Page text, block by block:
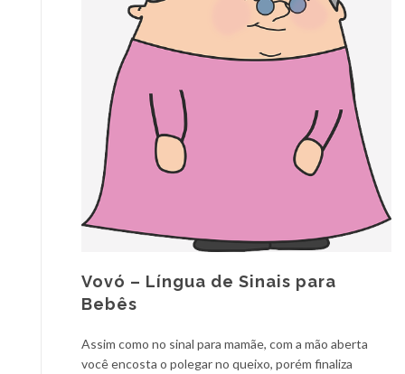
Vovó – Língua de Sinais para
Bebês
Assim como no sinal para mamãe, com a mão aberta
você encosta o polegar no queixo, porém finaliza